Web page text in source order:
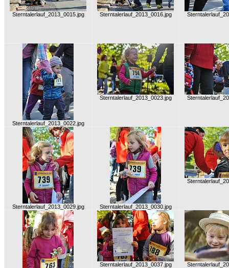
Sterntalerlauf_2013_0015.jpg Sterntalerlauf_2013_0016.jpg
Sterntalerlauf_2013_0022.jpg
Sterntalerlauf_2013_0023.jpg
Sterntalerlauf_2013_0029.jpg Sterntalerlauf_2013_0030.jpg
Sterntalerlauf_2013_0037.jpg